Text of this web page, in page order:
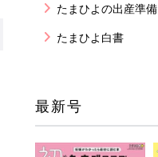
たまひよの出産準備
たまひよ白書
最新号